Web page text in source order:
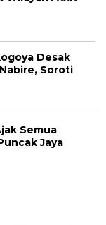
Desak
Soroti
Semua
Jaya